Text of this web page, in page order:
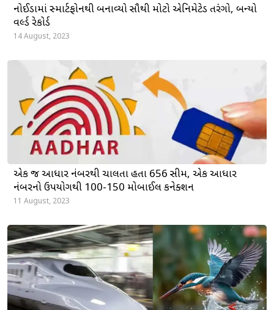
નોઈડામાં સ્માર્ટફોનથી બનાવ્યો સૌથી મોટો એનિમેટેડ તિરંગો, બન્યો
વર્લ્ડ રેકોર્ડ
14 August, 2023
એક જ આધાર નંબરથી ચાલતા હતા 656 સીમ, એક આધાર
નંબરનો ઉપયોગથી 100-150 મોબાઈલ કનેક્શન
11 August, 2023